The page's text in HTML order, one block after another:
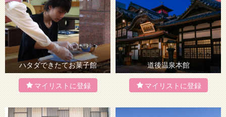
ハタダできたてお菓子館 道後温泉本館